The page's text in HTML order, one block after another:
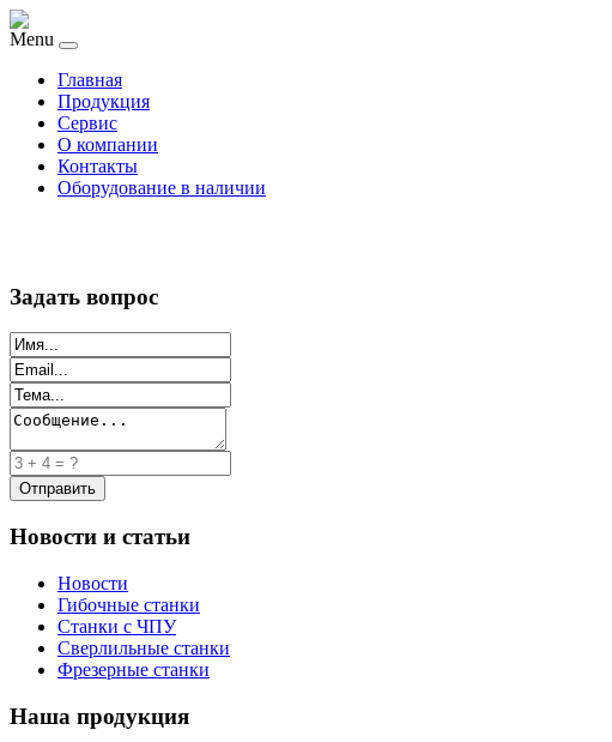
Menu
Главная
Продукция
Сервис
О компании
Контакты
Оборудование в наличии
Задать вопрос
Новости и статьи
Новости
Гибочные станки
Станки с ЧПУ
Сверлильные станки
Фрезерные станки
Наша продукция